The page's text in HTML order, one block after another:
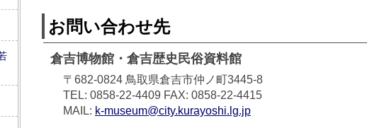
お問い合わせ先
倉吉博物館・倉吉歴史民俗資料館
〒682-0824 鳥取県倉吉市仲ノ町3445-8
TEL: 0858-22-4409 FAX: 0858-22-4415
MAIL: k-museum@city.kurayoshi.lg.jp